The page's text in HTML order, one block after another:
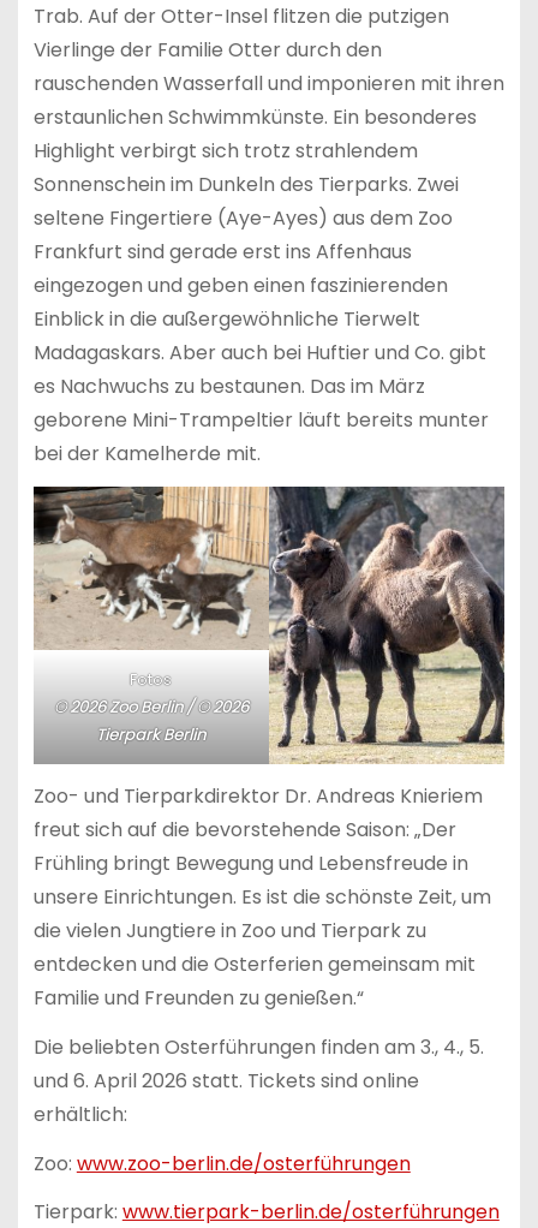
Trab. Auf der Otter-Insel flitzen die putzigen
Vierlinge der Familie Otter durch den
rauschenden Wasserfall und imponieren mit ihren
erstaunlichen Schwimmkünste. Ein besonderes
Highlight verbirgt sich trotz strahlendem
Sonnenschein im Dunkeln des Tierparks. Zwei
seltene Fingertiere (Aye-Ayes) aus dem Zoo
Frankfurt sind gerade erst ins Affenhaus
eingezogen und geben einen faszinierenden
Einblick in die außergewöhnliche Tierwelt
Madagaskars. Aber auch bei Huftier und Co. gibt
es Nachwuchs zu bestaunen. Das im März
geborene Mini-Trampeltier läuft bereits munter
bei der Kamelherde mit.
Fotos
© 2026 Zoo Berlin / © 2026
Tierpark Berlin
Zoo- und Tierparkdirektor Dr. Andreas Knieriem
freut sich auf die bevorstehende Saison: „Der
Frühling bringt Bewegung und Lebensfreude in
unsere Einrichtungen. Es ist die schönste Zeit, um
die vielen Jungtiere in Zoo und Tierpark zu
entdecken und die Osterferien gemeinsam mit
Familie und Freunden zu genießen.“
Die beliebten Osterführungen finden am 3., 4., 5.
und 6. April 2026 statt. Tickets sind online
erhältlich:
Zoo: www.zoo-berlin.de/osterführungen
Tierpark: www.tierpark-berlin.de/osterführungen